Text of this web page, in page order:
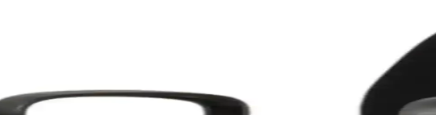
mekâna sıcaklık ve işlevsellik kazandırıyor. Halı ve aydınlatma ile
Ayaklı Çalışma Masaları Karşılaştırması